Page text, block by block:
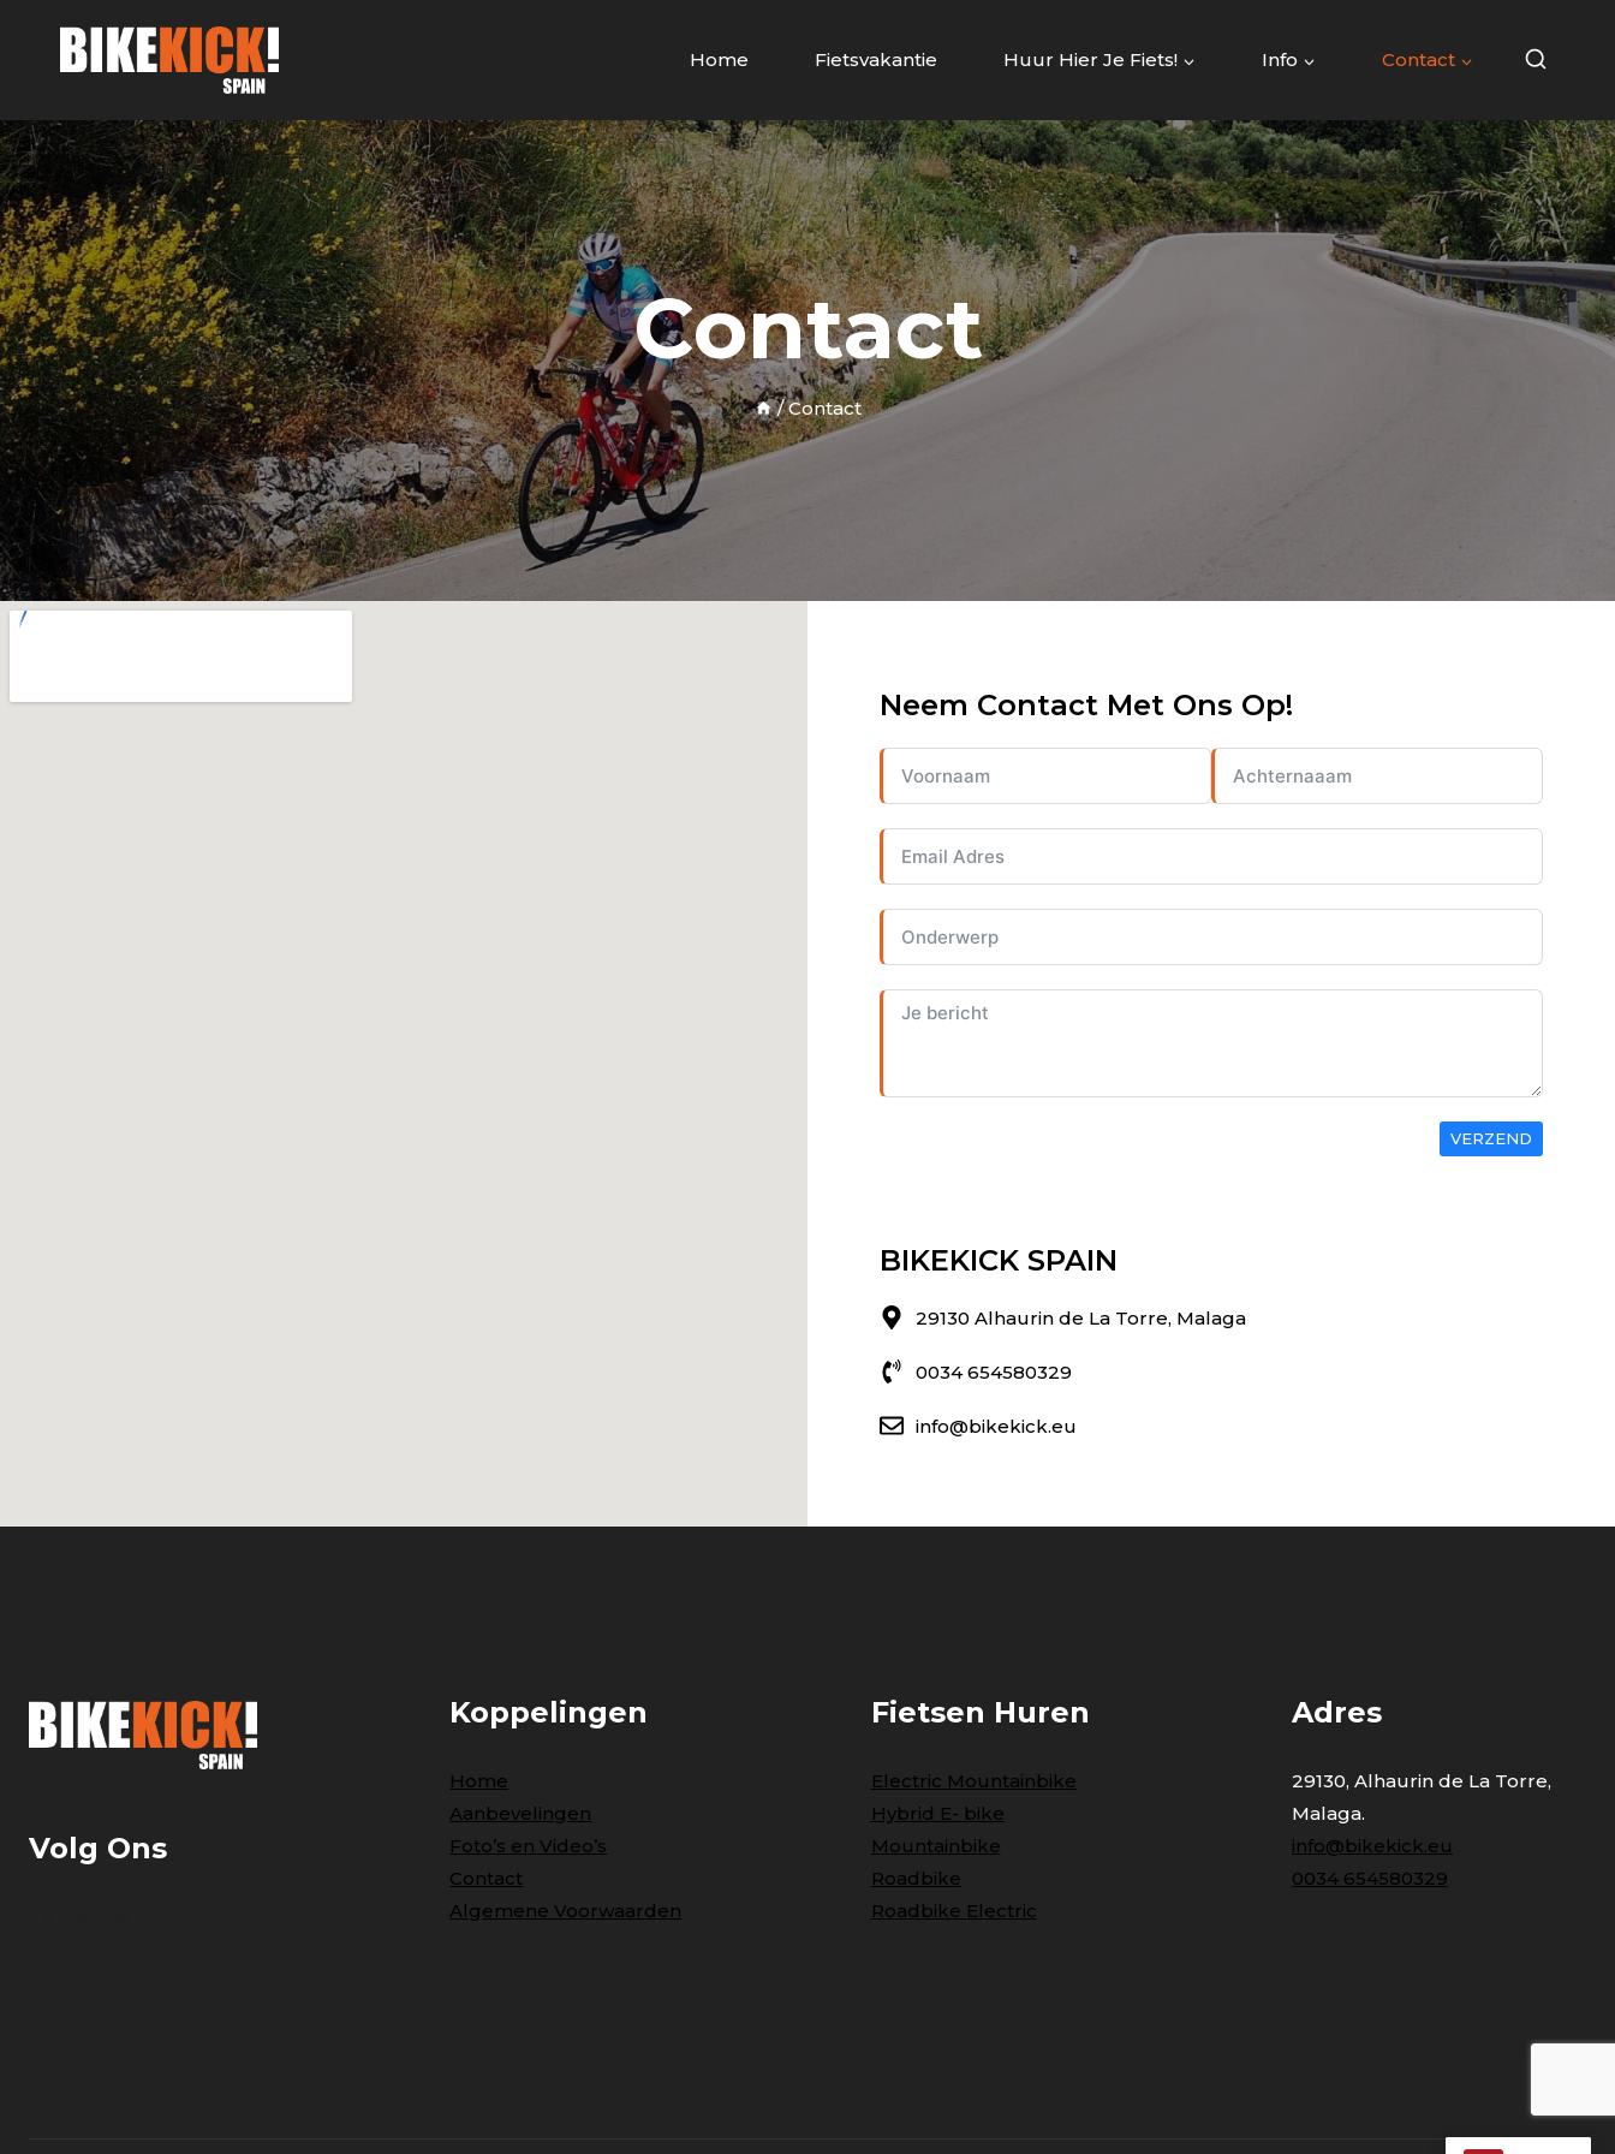
Home Fietsvakantie Huur Hier Je Fiets! Info Contact
Contact
/ Contact
Neem Contact Met Ons Op!
VERZEND
BIKEKICK SPAIN
29130 Alhaurin de La Torre, Malaga
0034 654580329
info@bikekick.eu
Volg Ons
Koppelingen
Home
Aanbevelingen
Foto’s en Video’s
Contact
Algemene Voorwaarden
Fietsen Huren
Electric Mountainbike
Hybrid E- bike
Mountainbike
Roadbike
Roadbike Electric
Adres
29130, Alhaurin de La Torre,
Malaga.
info@bikekick.eu
0034 654580329